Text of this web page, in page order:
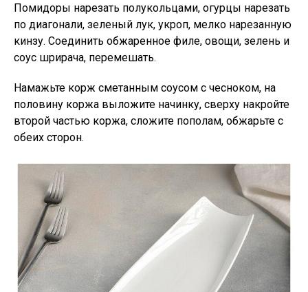
Помидоры нарезать полукольцами, огурцы нарезать
по диагонали, зеленый лук, укроп, мелко нарезанную
кинзу. Соединить обжаренное филе, овощи, зелень и
соус шрирача, перемешать.
Намажьте корж сметанным соусом с чесноком, на
половину коржа выложите начинку, сверху накройте
второй частью коржа, сложите пополам, обжарьте с
обеих сторон.